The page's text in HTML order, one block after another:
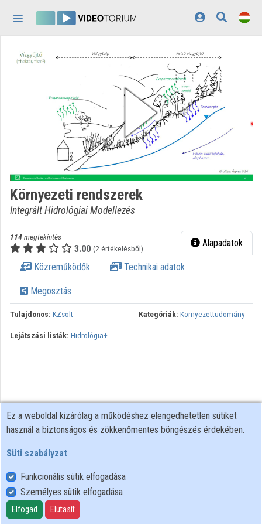
Kezdőlap
Felfedezés
Lejátszási listák
Intézmények
Közreműködők
Környezeti rendszerek
Integrált Hidrológiai Modellezés
114megtekintés
3.00 (2 értékelésből) Alapadatok
Közreműködők Technikai adatok
Megosztás
Tulajdonos: KZsolt Kategóriák: Környezettudomány
Lejátszási listák: Hidrológia+
Felhasználói szabályzat
Adatkezelési tájékoztató
Süti szabályzat
Ez a weboldal kizárólag a működéshez elengedhetetlen sütiket
használ a biztonságos és zökkenőmentes böngészés érdekében.
Süti szabályzat
Funkcionális sütik elfogadása
Személyes sütik elfogadása
Elfogad Elutasít